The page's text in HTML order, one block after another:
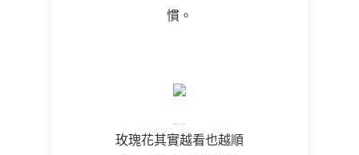
慣。
玫瑰花其實越看也越順